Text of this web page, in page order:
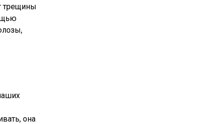
трещины
она